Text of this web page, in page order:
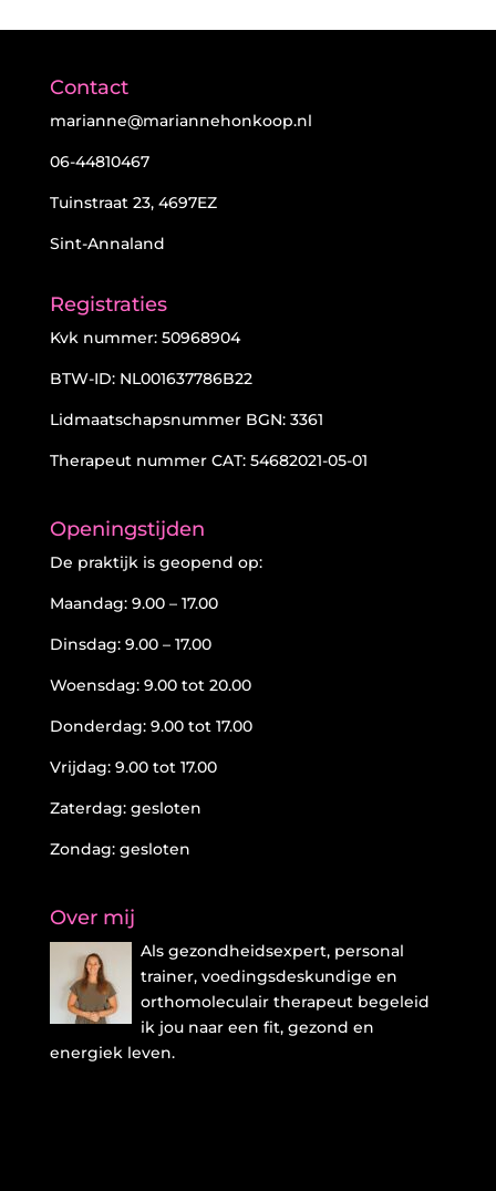
Contact
marianne@mariannehonkoop.nl
06-44810467
Tuinstraat 23, 4697EZ
Sint-Annaland
Registraties
Kvk nummer: 50968904
BTW-ID: NL001637786B22
Lidmaatschapsnummer BGN: 3361
Therapeut nummer CAT: 54682021-05-01
Openingstijden
De praktijk is geopend op:
Maandag: 9.00 – 17.00
Dinsdag: 9.00 – 17.00
Woensdag: 9.00 tot 20.00
Donderdag: 9.00 tot 17.00
Vrijdag: 9.00 tot 17.00
Zaterdag: gesloten
Zondag: gesloten
Over mij
Als gezondheidsexpert, personal
trainer, voedingsdeskundige en
orthomoleculair therapeut begeleid
ik jou naar een fit, gezond en
energiek leven.